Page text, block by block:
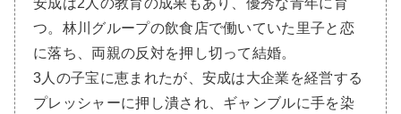
つ。林川グループの飲食店で働いていた里子と恋
に落ち、両親の反対を押し切って結婚。
3人の子宝に恵まれたが、安成は大企業を経営する
プレッシャーに押し潰され、ギャンブルに手を染